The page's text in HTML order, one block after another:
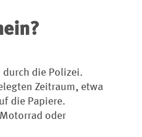
die Polizei.
Zeitraum, etwa
die Papiere.
oder